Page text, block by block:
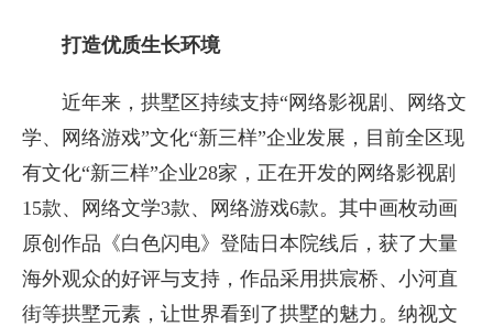
打造优质生长环境
近年来，拱墅区持续支持“网络影视剧、网络文
学、网络游戏”文化“新三样”企业发展，目前全区现
有文化“新三样”企业28家，正在开发的网络影视剧
15款、网络文学3款、网络游戏6款。其中画枚动画
原创作品《白色闪电》登陆日本院线后，获了大量
海外观众的好评与支持，作品采用拱宸桥、小河直
街等拱墅元素，让世界看到了拱墅的魅力。纳视文